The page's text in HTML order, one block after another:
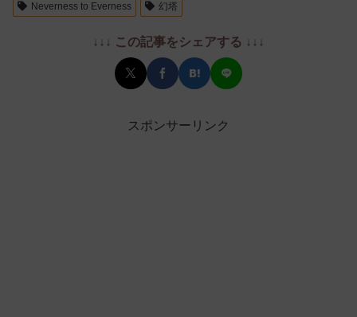
Neverness to Everness 幻塔
↓↓↓ この記事をシェアする ↓↓↓
スポンサーリンク